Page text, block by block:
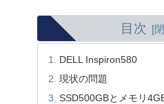
目次
DELL Inspiron580
現状の問題
SSD500GBとメモリ